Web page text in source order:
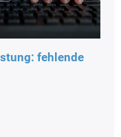
fehlende